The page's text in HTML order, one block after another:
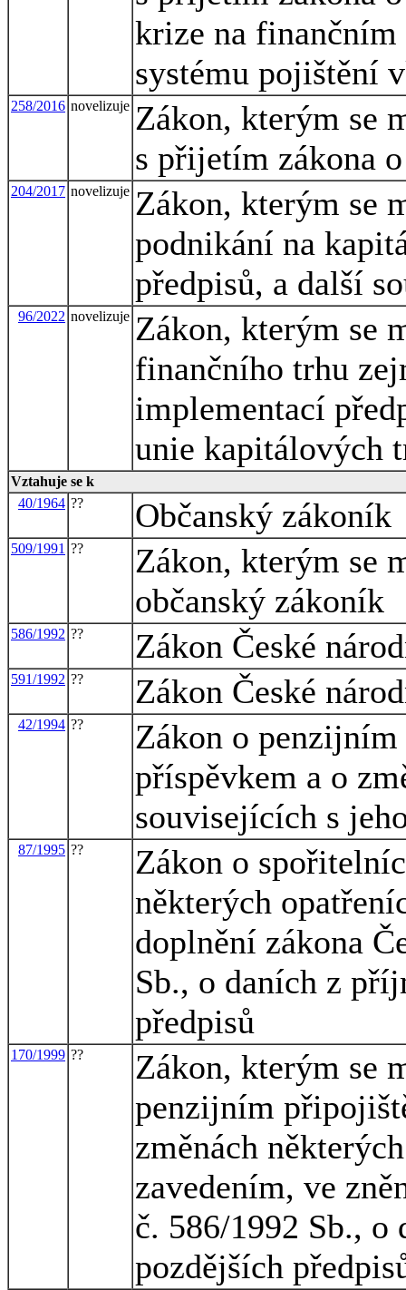
krize na
systému pojištění
258/2016 novelizuje Zákon, kterým se
s přijetím zákona
204/2017 novelizuje Zákon, kterým se
podnikání na
předpisů, a další
96/2022 novelizuje Zákon, kterým se
finančního trhu
implementací
unie kapitálových
Vztahuje se k
40/1964 ?? Občanský zákoník
509/1991 ??
Zákon, kterým se
občanský zákoník
586/1992 ?? Zákon České
591/1992 ?? Zákon České
42/1994 ??
Zákon o
příspěvkem a o
souvisejících s
87/1995 ??
Zákon o
některých
doplnění zákona
Sb., o daních z
předpisů
170/1999 ??
Zákon, kterým se
penzijním
změnách
zavedením, ve
č. 586/1992 Sb.,
pozdějších